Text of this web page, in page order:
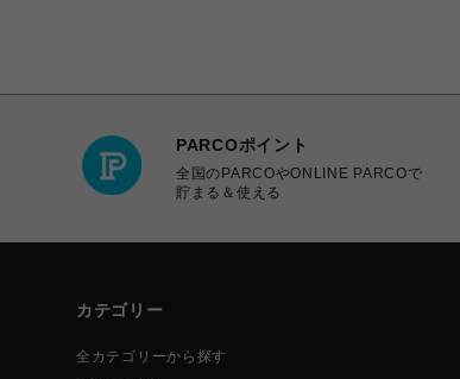
PARCOポイント
全国のPARCOやONLINE PARCOで
貯まる＆使える
カテゴリー
全カテゴリーから探す